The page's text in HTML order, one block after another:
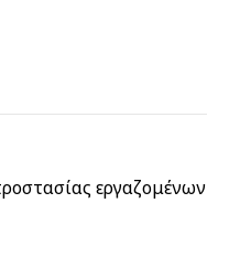
εργαζομένων